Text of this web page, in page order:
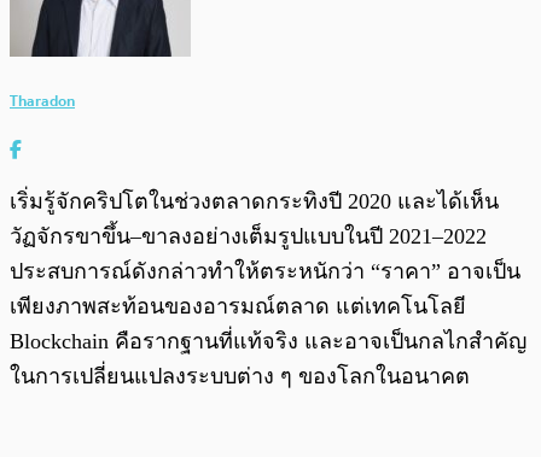
Tharadon
เริ่มรู้จักคริปโตในช่วงตลาดกระทิงปี 2020 และได้เห็น
วัฏจักรขาขึ้น–ขาลงอย่างเต็มรูปแบบในปี 2021–2022
ประสบการณ์ดังกล่าวทำให้ตระหนักว่า “ราคา” อาจเป็น
เพียงภาพสะท้อนของอารมณ์ตลาด แต่เทคโนโลยี
Blockchain คือรากฐานที่แท้จริง และอาจเป็นกลไกสำคัญ
ในการเปลี่ยนแปลงระบบต่าง ๆ ของโลกในอนาคต